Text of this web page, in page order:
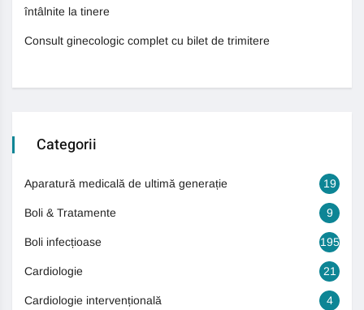
întâlnite la tinere
Consult ginecologic complet cu bilet de trimitere
Categorii
Aparatură medicală de ultimă generație 19
Boli & Tratamente 9
Boli infecțioase 195
Cardiologie 21
Cardiologie intervențională 4